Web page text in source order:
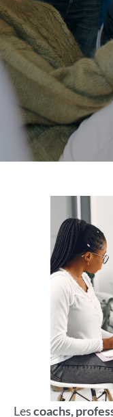
Lescoachs,